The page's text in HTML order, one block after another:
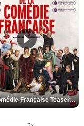
De la Comédie-Française Teaser VF